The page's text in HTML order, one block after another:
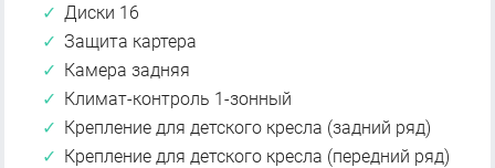
Диски 16
Защита картера
Камера задняя
Климат-контроль 1-зонный
Крепление для детского кресла (задний ряд)
Крепление для детского кресла (передний ряд)